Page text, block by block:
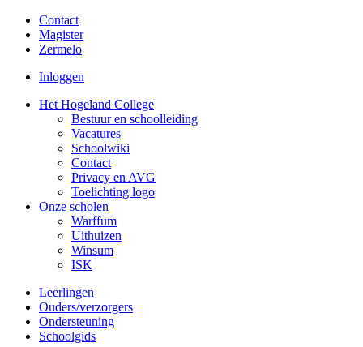
Contact
Magister
Zermelo
Inloggen
Het Hogeland College
Bestuur en schoolleiding
Vacatures
Schoolwiki
Contact
Privacy en AVG
Toelichting logo
Onze scholen
Warffum
Uithuizen
Winsum
ISK
Leerlingen
Ouders/verzorgers
Ondersteuning
Schoolgids